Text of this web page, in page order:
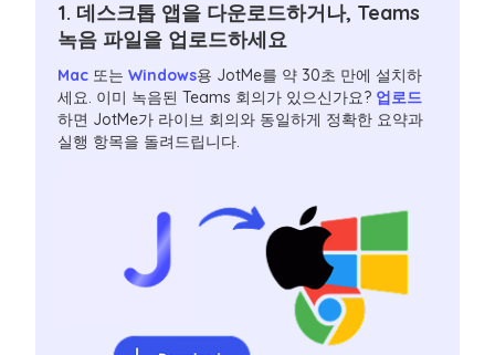
1. 데스크톱 앱을 다운로드하거나, Teams
녹음 파일을 업로드하세요
Mac 또는Windows용 JotMe를 약 30초 만에 설치하
세요. 이미 녹음된 Teams 회의가 있으신가요? 업로드
하면 JotMe가 라이브 회의와 동일하게 정확한 요약과
실행 항목을 돌려드립니다.